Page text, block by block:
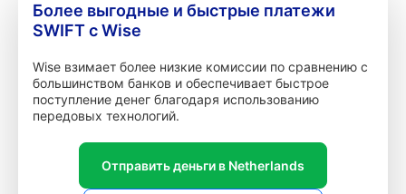
Более выгодные и быстрые платежи
SWIFT с Wise
Wise взимает более низкие комиссии по сравнению с
большинством банков и обеспечивает быстрое
поступление денег благодаря использованию
передовых технологий.
Отправить деньги в Netherlands